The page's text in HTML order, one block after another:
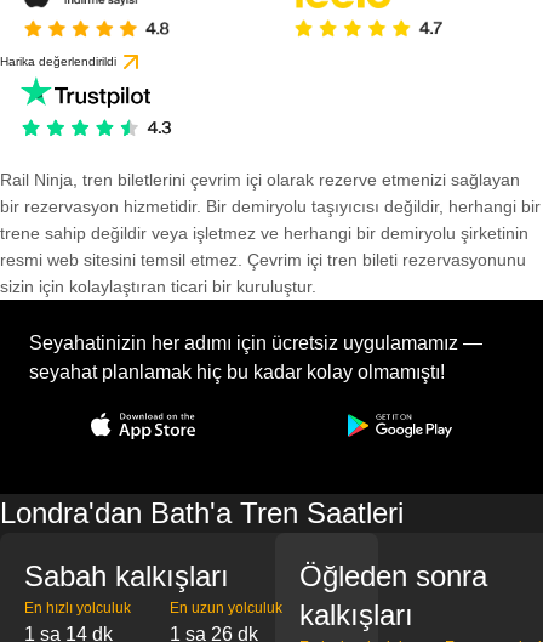
Harika değerlendirildi
Rail Ninja, tren biletlerini çevrim içi olarak rezerve etmenizi sağlayan
bir rezervasyon hizmetidir. Bir demiryolu taşıyıcısı değildir, herhangi bir
trene sahip değildir veya işletmez ve herhangi bir demiryolu şirketinin
resmi web sitesini temsil etmez. Çevrim içi tren bileti rezervasyonunu
sizin için kolaylaştıran ticari bir kuruluştur.
Seyahatinizin her adımı için ücretsiz uygulamamız —
seyahat planlamak hiç bu kadar kolay olmamıştı!
Londra'dan Bath'a Tren Saatleri
Sabah kalkışları
En hızlı yolculuk
1 sa 14 dk
En uzun yolculuk
1 sa 26 dk
Öğleden sonra
kalkışları